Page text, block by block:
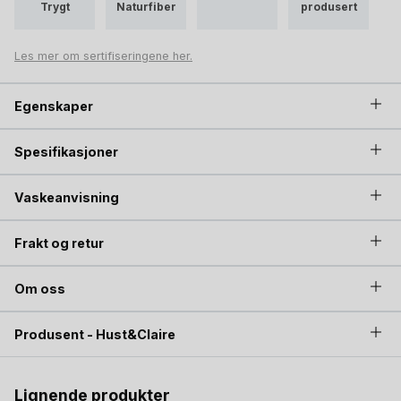
hverdagsplagg. En myk og pålitelig ullgenser som holder
barnet varmt, komfortabelt og klart for alt dagen bringer.
For fult sett,
Trygt
Naturfiber
produsert
Les mer om sertifiseringene her.
Egenskaper
Spesifikasjoner
Vaskeanvisning
Frakt og retur
Om oss
Produsent - Hust&Claire
Lignende produkter